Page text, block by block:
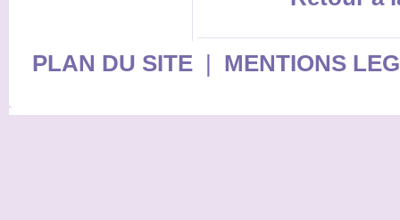
PLAN DU SITE| MENTIONS